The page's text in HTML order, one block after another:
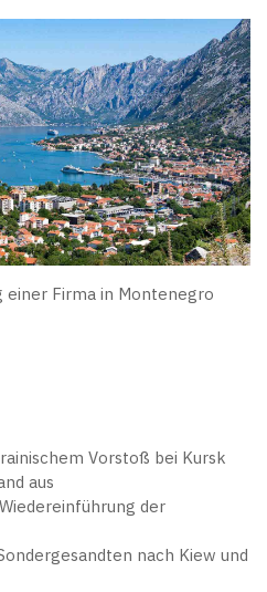
einer Firma in Montenegro
Vorstoß bei Kursk
aus
der
nach Kiew und